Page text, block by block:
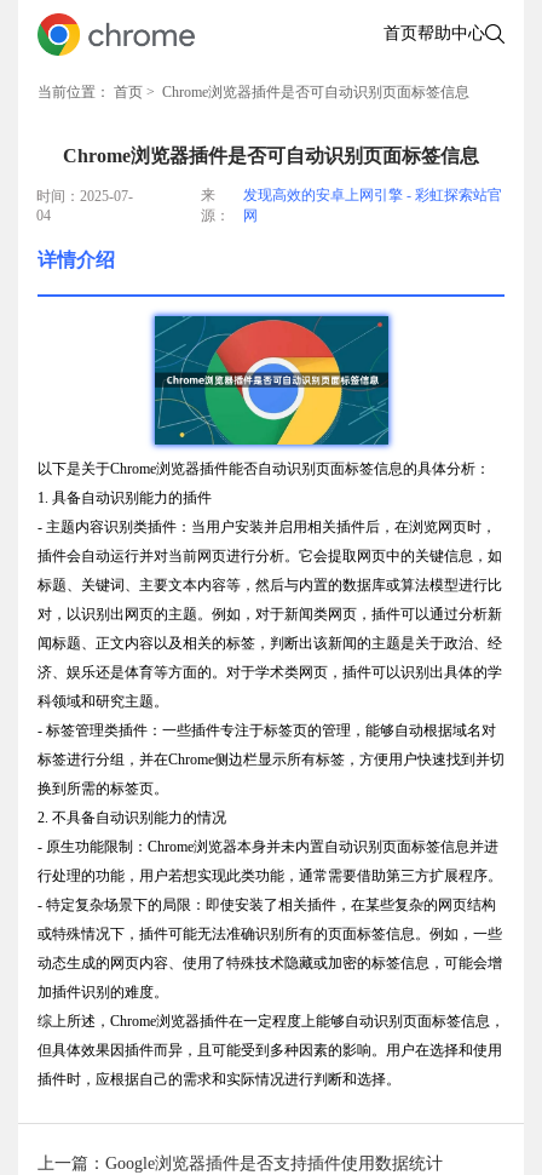
首页帮助中心
当前位置： 首页 > Chrome浏览器插件是否可自动识别页面标签信息
Chrome浏览器插件是否可自动识别页面标签信息
时间：2025-07-
04
来
源：
发现高效的安卓上网引擎 - 彩虹探索站官
网
详情介绍
以下是关于Chrome浏览器插件能否自动识别页面标签信息的具体分析：
1. 具备自动识别能力的插件
- 主题内容识别类插件：当用户安装并启用相关插件后，在浏览网页时，
插件会自动运行并对当前网页进行分析。它会提取网页中的关键信息，如
标题、关键词、主要文本内容等，然后与内置的数据库或算法模型进行比
对，以识别出网页的主题。例如，对于新闻类网页，插件可以通过分析新
闻标题、正文内容以及相关的标签，判断出该新闻的主题是关于政治、经
济、娱乐还是体育等方面的。对于学术类网页，插件可以识别出具体的学
科领域和研究主题。
- 标签管理类插件：一些插件专注于标签页的管理，能够自动根据域名对
标签进行分组，并在Chrome侧边栏显示所有标签，方便用户快速找到并切
换到所需的标签页。
2. 不具备自动识别能力的情况
- 原生功能限制：Chrome浏览器本身并未内置自动识别页面标签信息并进
行处理的功能，用户若想实现此类功能，通常需要借助第三方扩展程序。
- 特定复杂场景下的局限：即使安装了相关插件，在某些复杂的网页结构
或特殊情况下，插件可能无法准确识别所有的页面标签信息。例如，一些
动态生成的网页内容、使用了特殊技术隐藏或加密的标签信息，可能会增
加插件识别的难度。
综上所述，Chrome浏览器插件在一定程度上能够自动识别页面标签信息，
但具体效果因插件而异，且可能受到多种因素的影响。用户在选择和使用
插件时，应根据自己的需求和实际情况进行判断和选择。
上一篇：Google浏览器插件是否支持插件使用数据统计